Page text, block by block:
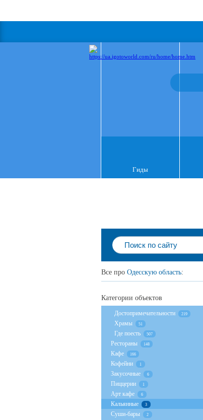
Гиды
Все про Одесскую область:
Категории объектов
Достопримечательности 219
Храмы 51
Где поесть 507
Рестораны 148
Кафе 166
Кофейни 1
Закусочные 6
Пиццерии 1
Арт кафе 6
Кальянные 3
Суши-бары 2